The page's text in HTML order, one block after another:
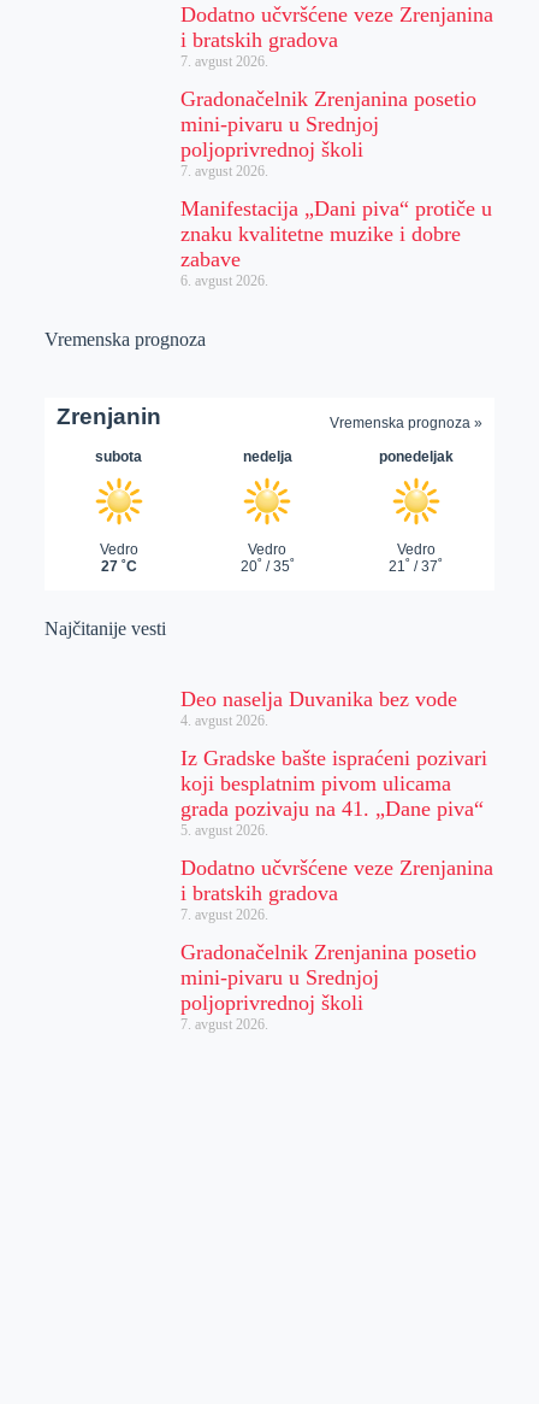
Dodatno učvršćene veze Zrenjanina
i bratskih gradova
7. avgust 2026.
Gradonačelnik Zrenjanina posetio
mini-pivaru u Srednjoj
poljoprivrednoj školi
7. avgust 2026.
Manifestacija „Dani piva“ protiče u
znaku kvalitetne muzike i dobre
zabave
6. avgust 2026.
Vremenska prognoza
Najčitanije vesti
Deo naselja Duvanika bez vode
4. avgust 2026.
Iz Gradske bašte ispraćeni pozivari
koji besplatnim pivom ulicama
grada pozivaju na 41. „Dane piva“
5. avgust 2026.
Dodatno učvršćene veze Zrenjanina
i bratskih gradova
7. avgust 2026.
Gradonačelnik Zrenjanina posetio
mini-pivaru u Srednjoj
poljoprivrednoj školi
7. avgust 2026.